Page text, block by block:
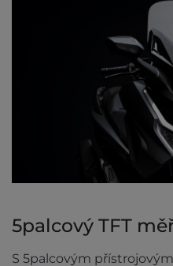
5palcový TFT
S 5palcovým